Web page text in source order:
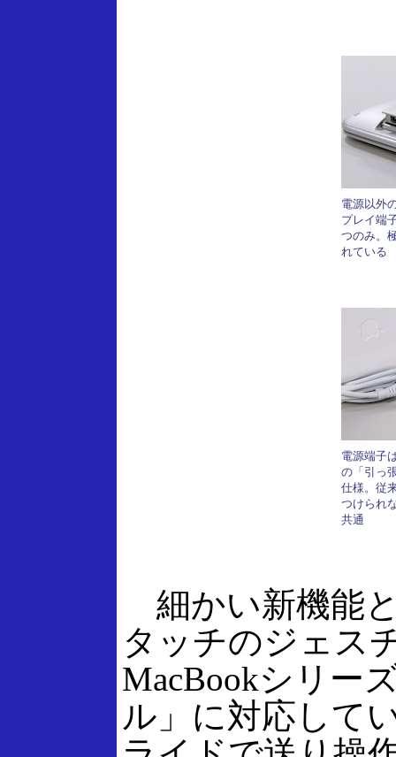
電源以外
プレイ端
つのみ。
れている
電源端子
の「引っ
仕様。従
つけられ
共通
細かい新機能
タッチのジェス
MacBookシリー
ル」に対応して